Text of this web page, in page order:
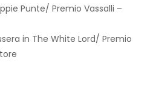
Punte/ Premio Vassalli –
in The White Lord/ Premio